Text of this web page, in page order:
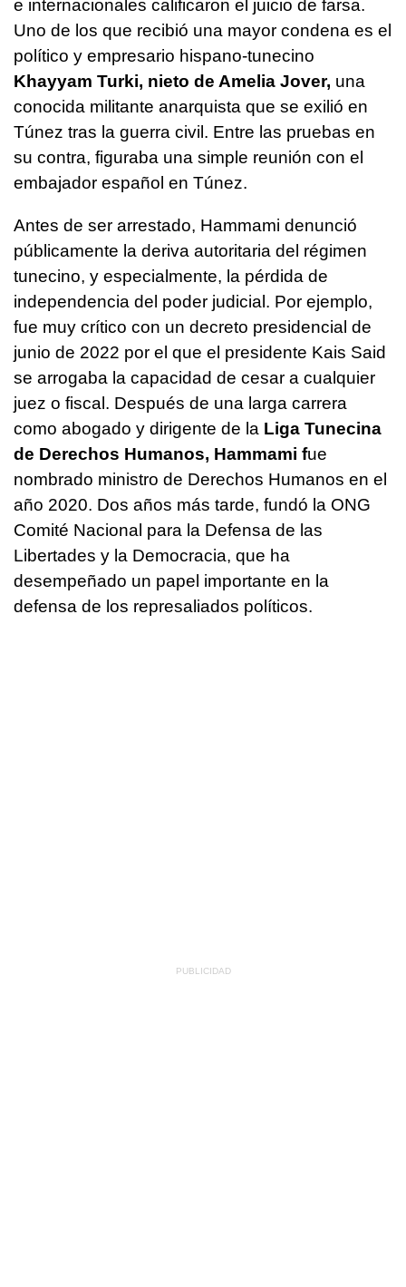
e internacionales calificaron el juicio de farsa.
Uno de los que recibió una mayor condena es el
político y empresario hispano-tunecino
Khayyam Turki, nieto de Amelia Jover, una
conocida militante anarquista que se exilió en
Túnez tras la guerra civil. Entre las pruebas en
su contra, figuraba una simple reunión con el
embajador español en Túnez.
Antes de ser arrestado, Hammami denunció
públicamente la deriva autoritaria del régimen
tunecino, y especialmente, la pérdida de
independencia del poder judicial. Por ejemplo,
fue muy crítico con un decreto presidencial de
junio de 2022 por el que el presidente Kais Said
se arrogaba la capacidad de cesar a cualquier
juez o fiscal. Después de una larga carrera
como abogado y dirigente de la Liga Tunecina
de Derechos Humanos, Hammami fue
nombrado ministro de Derechos Humanos en el
año 2020. Dos años más tarde, fundó la ONG
Comité Nacional para la Defensa de las
Libertades y la Democracia, que ha
desempeñado un papel importante en la
defensa de los represaliados políticos.